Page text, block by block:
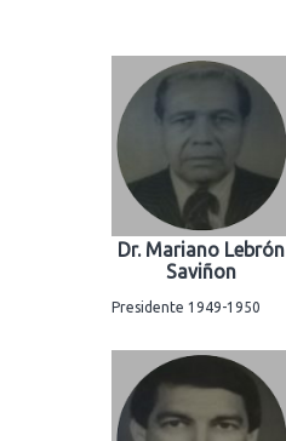
Dr. Mariano Lebrón
Saviñon
Presidente 1949-1950